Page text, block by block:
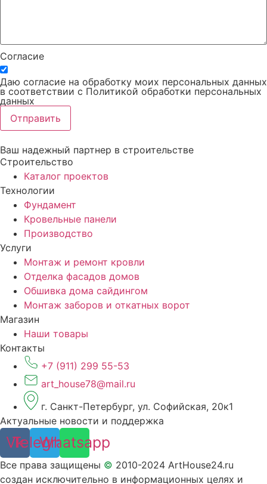
Согласие
Даю согласие на обработку моих персональных данных
в соответствии с Политикой обработки персональных
данных
Отправить
Ваш надежный партнер в строительстве
Строительство
Каталог проектов
Технологии
Фундамент
Кровельные панели
Производство
Услуги
Монтаж и ремонт кровли
Отделка фасадов домов
Обшивка дома сайдингом
Монтаж заборов и откатных ворот
Магазин
Наши товары
Контакты
+7 (911) 299 55-53
art_house78@mail.ru
г. Санкт-Петербург, ул. Софийская, 20к1
Актуальные новости и поддержка
Vk
Telegram
Whatsapp
Все права защищены © 2010-2024 ArtHouse24.ru
создан исключительно в информационных целях и